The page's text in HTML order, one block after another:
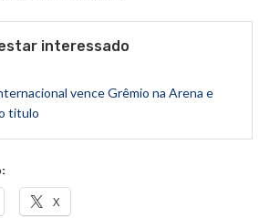
interessado
vence Grêmio na Arena e
titulo
X